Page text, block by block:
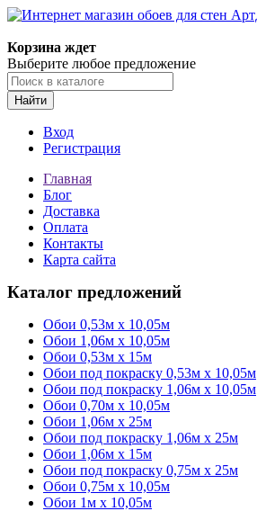
Корзина ждет
Выберите любое предложение
Найти
Вход
Регистрация
Главная
Блог
Доставка
Оплата
Контакты
Карта сайта
Каталог предложений
Обои 0,53м x 10,05м
Обои 1,06м х 10,05м
Обои 0,53м x 15м
Обои под покраску 0,53м x 10,05м
Обои под покраску 1,06м х 10,05м
Обои 0,70м x 10,05м
Обои 1,06м x 25м
Обои под покраску 1,06м x 25м
Обои 1,06м x 15м
Обои под покраску 0,75м x 25м
Обои 0,75м x 10,05м
Обои 1м х 10,05м